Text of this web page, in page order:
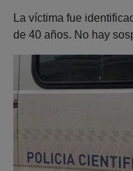
La víctima fue
de 40 años. No hay